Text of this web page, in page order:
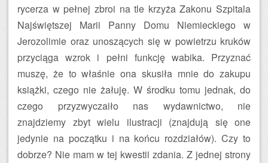
rycerza w pełnej zbroi na tle krzyża Zakonu Szpitala
Najświętszej Marii Panny Domu Niemieckiego w
Jerozolimie oraz unoszących się w powietrzu kruków
przyciąga wzrok i pełni funkcję wabika. Przyznać
muszę, że to właśnie ona skusiła mnie do zakupu
książki, czego nie żałuję. W środku tomu jednak, do
czego przyzwyczaiło nas wydawnictwo, nie
znajdziemy zbyt wielu ilustracji (znajdują się one
jedynie na początku i na końcu rozdziałów). Czy to
dobrze? Nie mam w tej kwestii zdania. Z jednej strony